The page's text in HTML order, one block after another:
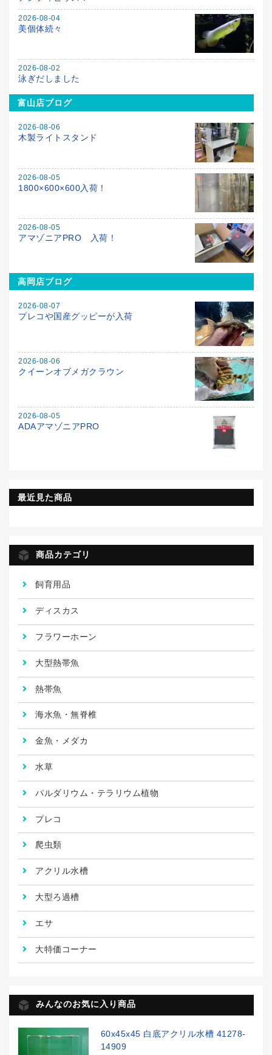
2026-08-04
美個体続々
2026-08-02
泳ぎだしました
富山店ブログ
2026-08-06
木製ライトスタンド
2026-08-05
1800×600×600入荷！
2026-08-05
アマゾニアPRO 入荷！
高岡店ブログ
2026-08-07
プレコや国産グッピーが入荷
2026-08-06
クイーンオブメガクラウン
2026-08-05
ADAアマゾニアPRO
最近見た商品
商品カテゴリ
飼育用品
ディスカス
フラワーホーン
大型熱帯魚
熱帯魚
海水魚・無脊椎
金魚・メダカ
水草
パルダリウム・テラリウム植物
プレコ
爬虫類
アクリル水槽
大型ろ過槽
エサ
大特価コーナー
みんなのお気に入り商品
60x45x45 白底アクリル水槽 41278-
14909